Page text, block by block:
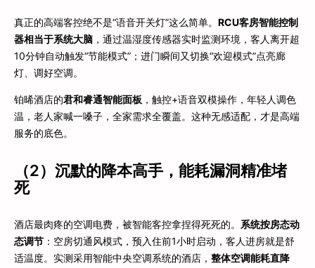
真正的高端客控绝不是“语音开关灯”这么简单。 RCU客房智能控制
器相当于系统大脑 ，通过温湿度传感器实时监测环境，客人离开超
10分钟自动触发“节能模式”；进门瞬间又切换“欢迎模式”点亮廊
灯、调好空调。
铂晞酒店的君和睿通智能面板 ，触控+语音双模操作，年轻人调色
温，老人家喊一嗓子，全家需求全覆盖。这种无感适配，才是高端
服务的底色。
（2）沉默的降本高手，能耗漏洞精准堵
死
酒店最肉疼的空调电费，被智能客控拿捏得死死的。 系统按房态动
态调节 ：空房切通风模式，预入住前1小时启动，客人进房就是舒
适温度。实测采用智能中央空调系统的酒店， 整体空调能耗直降